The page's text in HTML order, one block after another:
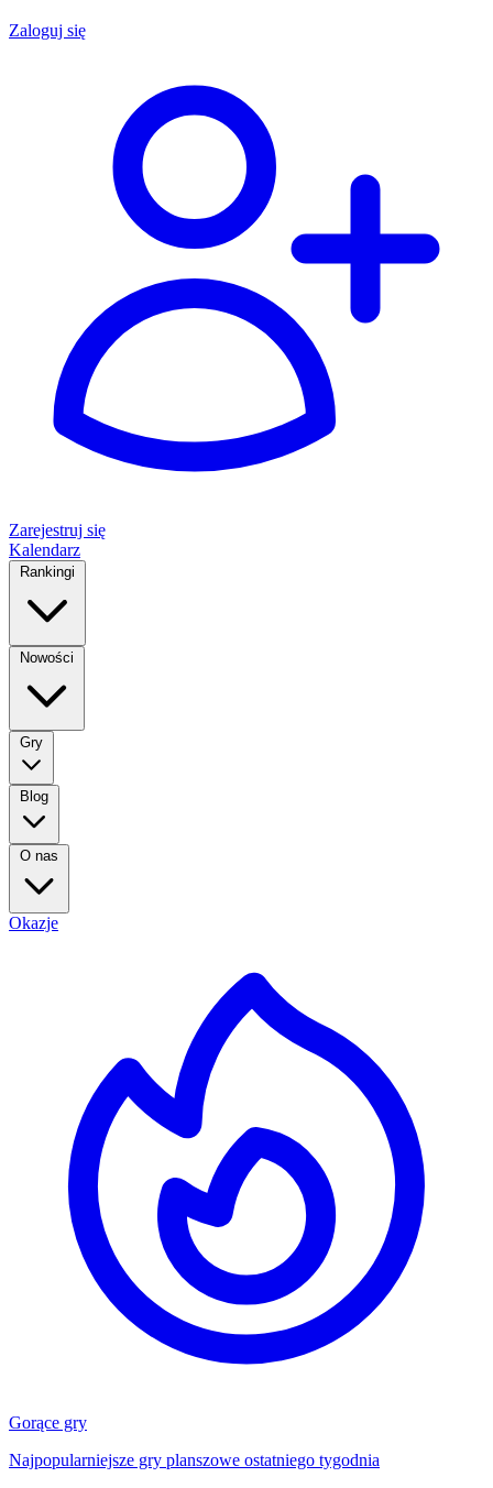
Zaloguj się
Zarejestruj się
Kalendarz
Rankingi
Nowości
Gry
Blog
O nas
Okazje
Gorące gry
Najpopularniejsze gry planszowe ostatniego tygodnia